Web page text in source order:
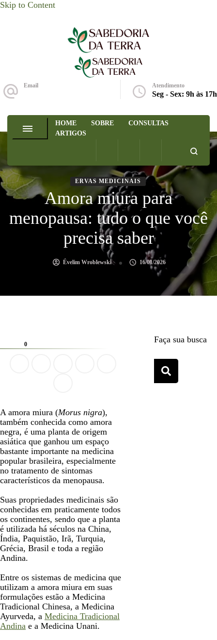
Skip to Content
Sabedoria da Terra
Email Atendimento
Seg - Sex: 9h às 17h
HOME SOBRE
CONSULTAS
ARTIGOS
ERVAS MEDICINAIS
Amora miura para
menopausa: tudo o que você
precisa saber
Évelim Wroblewski 16/01/2026
0
A amora miura (Morus nigra),
também conhecida como amora
negra, é uma planta de origem
asiática que ganhou um espaço
bastante importante na medicina
popular brasileira, especialmente
no tratamento de sintomas
característicos da menopausa.
Suas propriedades medicinais são
conhecidas em praticamente todos
os continentes, sendo que a planta
é utilizada há séculos na China,
Índia, Paquistão, Irã, Turquia,
Grécia, Brasil e toda a região
Andina.
Entre os sistemas de medicina que
utilizam a amora miura em suas
formulações estão a Medicina
Tradicional Chinesa, a Medicina
Ayurveda, a Medicina Tradicional
Andina e a Medicina Unani.
Faça sua busca